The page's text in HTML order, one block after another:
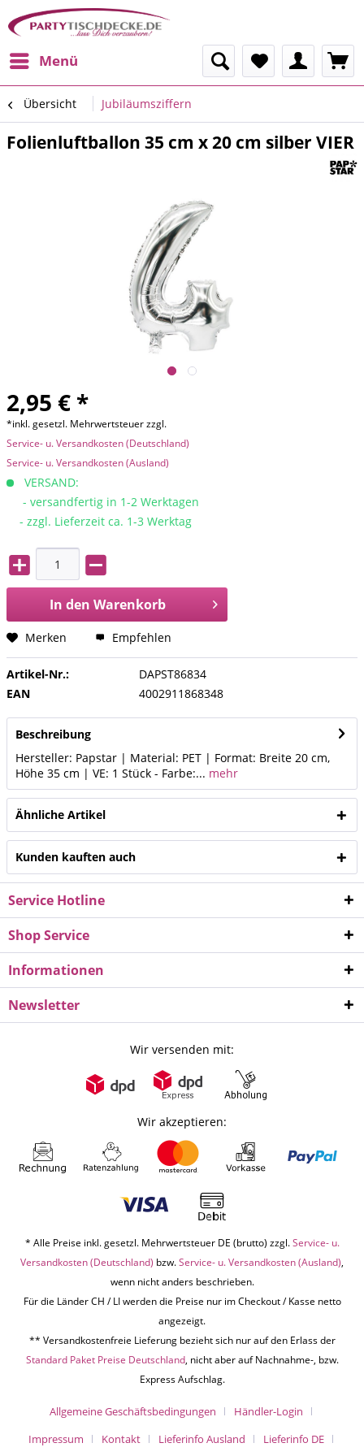
Menü
Übersicht Jubiläumsziffern
Folienluftballon 35 cm x 20 cm silber VIER
2,95 € *
*inkl. gesetzl. Mehrwertsteuer zzgl.
Service- u. Versandkosten (Deutschland)
Service- u. Versandkosten (Ausland)
VERSAND:
- versandfertig in 1-2 Werktagen
- zzgl. Lieferzeit ca. 1-3 Werktag
In den Warenkorb
Merken Empfehlen
Artikel-Nr.:
DAPST86834
EAN
4002911868348
Beschreibung
Hersteller: Papstar | Material: PET | Format: Breite 20 cm,
Höhe 35 cm | VE: 1 Stück - Farbe:... mehr
Ähnliche Artikel
Kunden kauften auch
Service Hotline
Shop Service
Informationen
Newsletter
Wir versenden mit:
Wir akzeptieren:
* Alle Preise inkl. gesetzl. Mehrwertsteuer DE (brutto) zzgl.Service- u.
Versandkosten (Deutschland) bzw.Service- u. Versandkosten (Ausland),
wenn nicht anders beschrieben.
Für die Länder CH / LI werden die Preise nur im Checkout / Kasse netto
angezeigt.
** Versandkostenfreie Lieferung bezieht sich nur auf den Erlass der
Standard Paket Preise Deutschland, nicht aber auf Nachnahme-, bzw.
Express Aufschlag.
Allgemeine Geschäftsbedingungen
Händler-Login
Impressum
Kontakt Lieferinfo Ausland Lieferinfo DE